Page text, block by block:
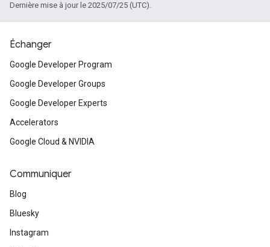
Dernière mise à jour le 2025/07/25 (UTC).
Échanger
Google Developer Program
Google Developer Groups
Google Developer Experts
Accelerators
Google Cloud & NVIDIA
Communiquer
Blog
Bluesky
Instagram